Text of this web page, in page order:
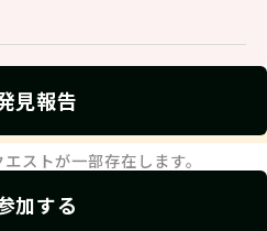
見報告
ストが一部存在します。
加する